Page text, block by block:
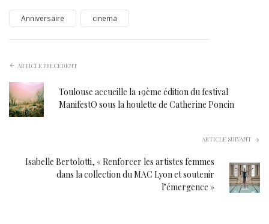
Anniversaire cinema
ARTICLE PRÉCÉDENT
Toulouse accueille la 19ème édition du festival
ManifestO sous la houlette de Catherine Poncin
ARTICLE SUIVANT
Isabelle Bertolotti, « Renforcer les artistes femmes
dans la collection du MAC Lyon et soutenir
l’émergence »